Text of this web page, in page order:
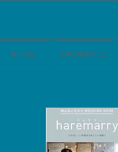
施工作品 大事な構造のこと